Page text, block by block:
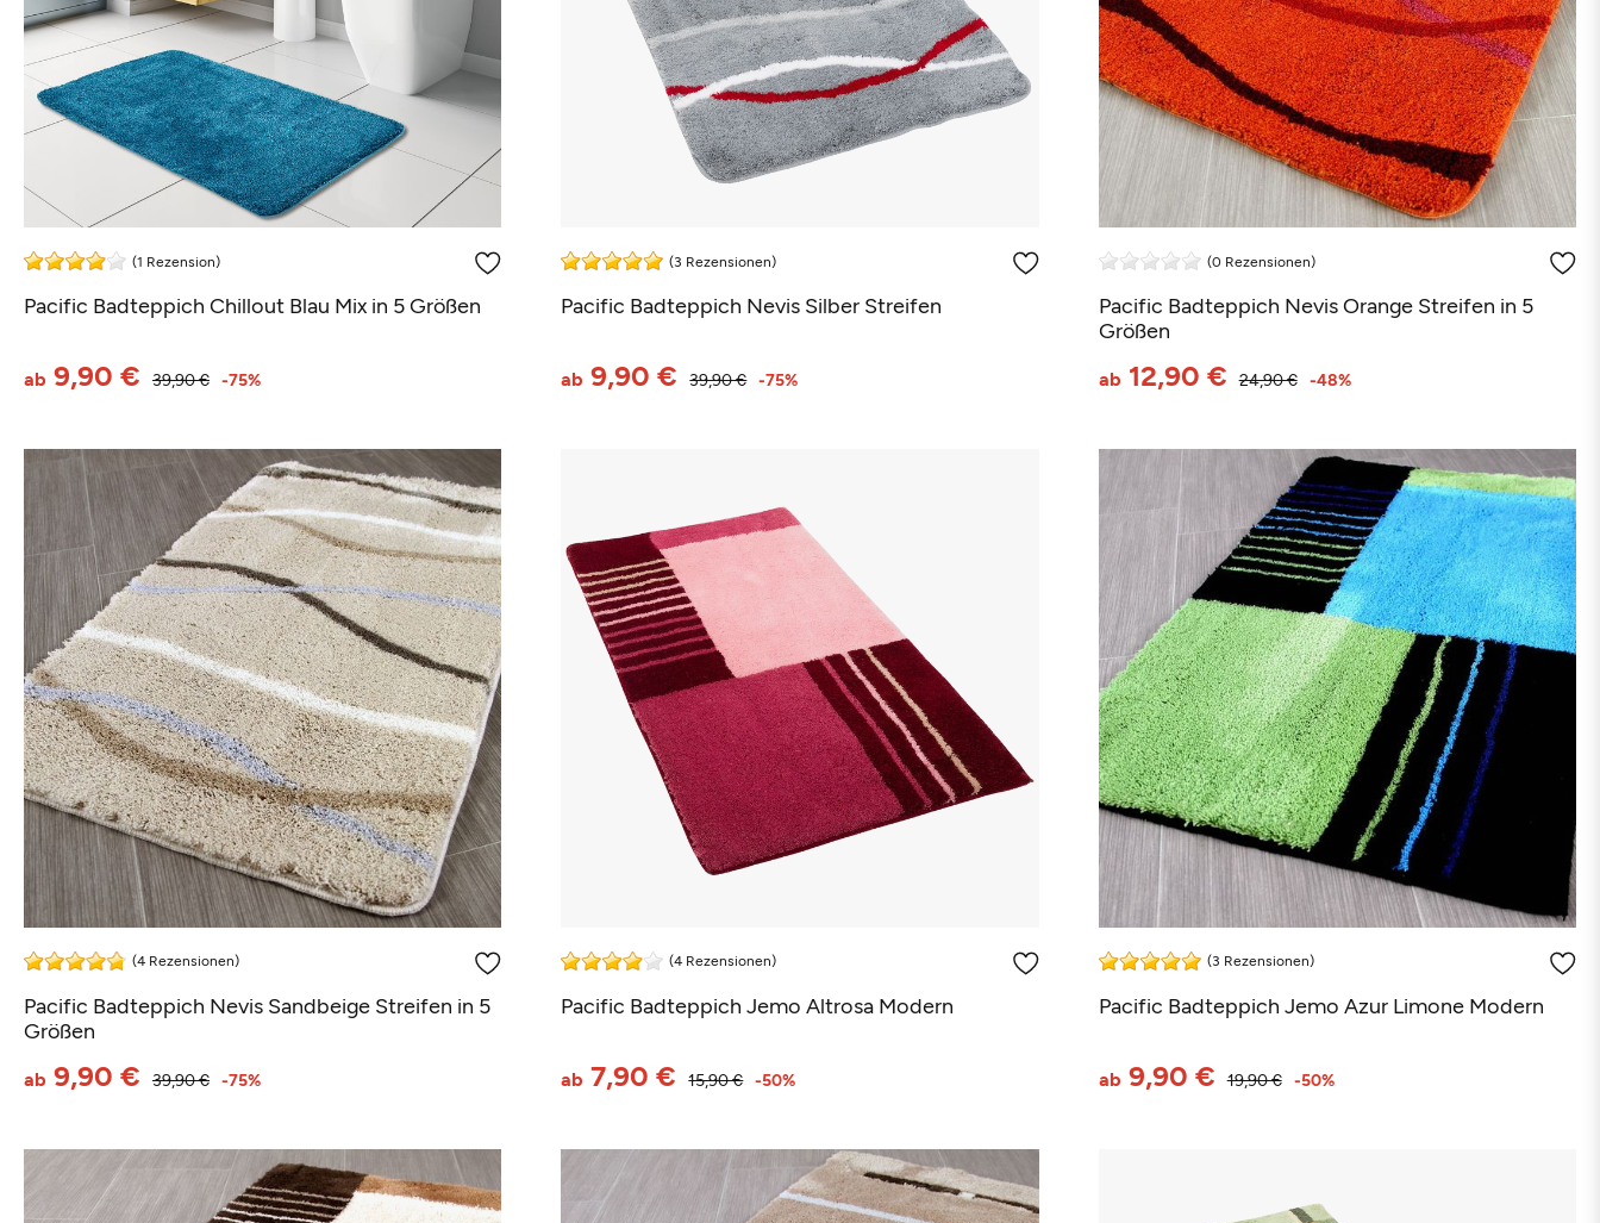
(1 Rezension)
Pacific Badteppich Chillout Blau Mix in 5 Größen
39,90 €
ab 9,90 € -75%
(3 Rezensionen)
Pacific Badteppich Nevis Silber Streifen
39,90 €
ab 9,90 € -75%
(0 Rezensionen)
Pacific Badteppich Nevis Orange Streifen in 5
Größen
24,90 €
ab 12,90 € -48%
(4 Rezensionen)
Pacific Badteppich Nevis Sandbeige Streifen in 5
Größen
39,90 €
ab 9,90 € -75%
(4 Rezensionen)
Pacific Badteppich Jemo Altrosa Modern
15,90 €
ab 7,90 € -50%
(3 Rezensionen)
Pacific Badteppich Jemo Azur Limone Modern
19,90 €
ab 9,90 € -50%